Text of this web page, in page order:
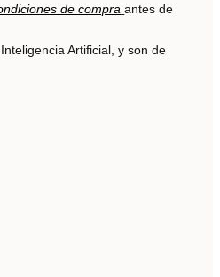
de compra antes de
Artificial, y son de